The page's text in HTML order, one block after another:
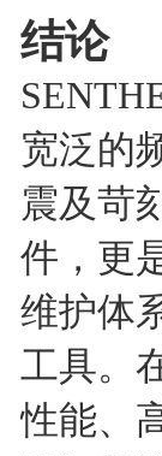
结论
宽泛的
震及苛
件，更
维护体
工具。
性能、